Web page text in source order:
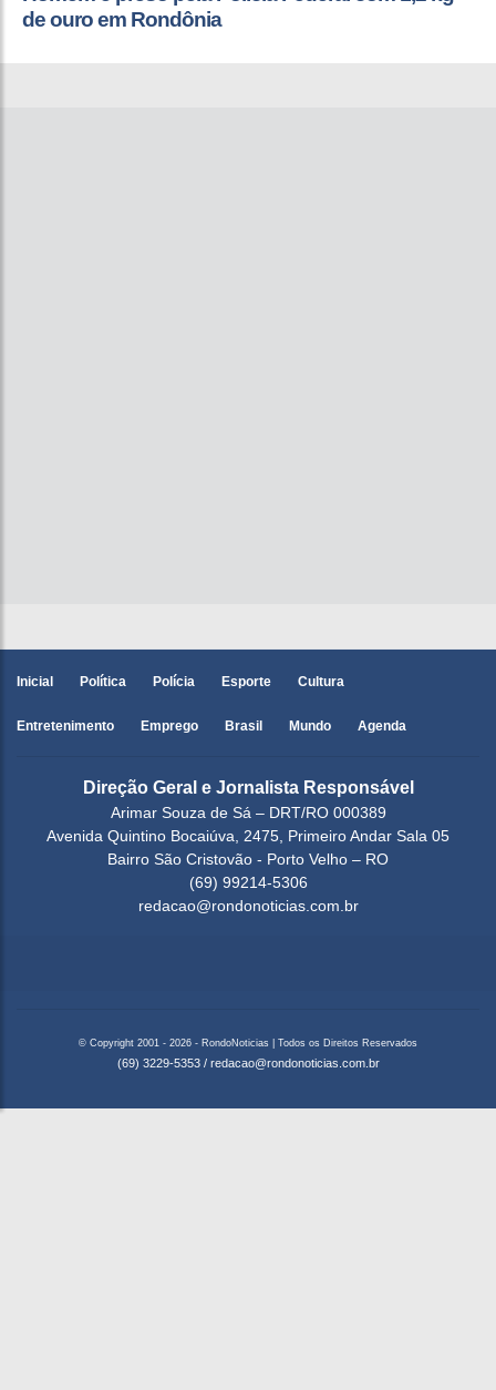
de ouro em Rondônia
Inicial Política Polícia Esporte Cultura
Entretenimento Emprego Brasil Mundo Agenda
Direção Geral e Jornalista Responsável
Arimar Souza de Sá – DRT/RO 000389
Avenida Quintino Bocaiúva, 2475, Primeiro Andar Sala 05
Bairro São Cristovão - Porto Velho – RO
(69) 99214-5306
redacao@rondonoticias.com.br
© Copyright 2001 - 2026 - RondoNoticias | Todos os Direitos Reservados
(69) 3229-5353 / redacao@rondonoticias.com.br